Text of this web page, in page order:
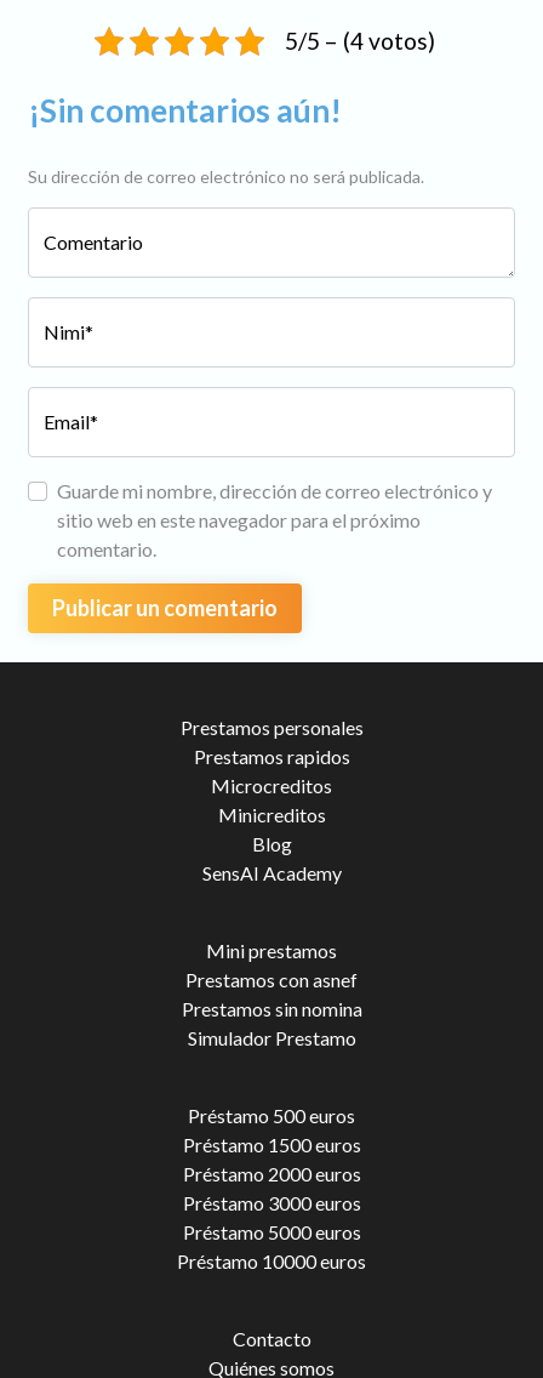
5/5 – (4 votos)
¡Sin comentarios aún!
Su dirección de correo electrónico no será publicada.
Comentario
Nimi*
Email*
Guarde mi nombre, dirección de correo electrónico y
sitio web en este navegador para el próximo
comentario.
Prestamos personales
Prestamos rapidos
Microcreditos
Minicreditos
Blog
SensAI Academy
Mini prestamos
Prestamos con asnef
Prestamos sin nomina
Simulador Prestamo
Préstamo 500 euros
Préstamo 1500 euros
Préstamo 2000 euros
Préstamo 3000 euros
Préstamo 5000 euros
Préstamo 10000 euros
Contacto
Quiénes somos